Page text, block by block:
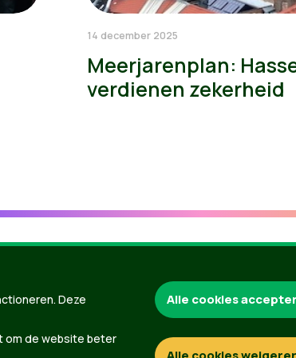
14 december 2025
Meerjarenplan:
verdienen zekerheid
Deze
om de website beter
Alle cookies